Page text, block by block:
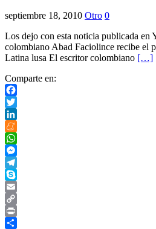
septiembre 18, 2010 Otro 0
Los dejo con esta noticia publicada en
colombiano Abad Faciolince recibe el
Latina lusa El escritor colombiano […]
Comparte en:
Facebook
Twitter
LinkedIn
Meneame
WhatsApp
Messenger
Telegram
Skype
Email
Copy
Link
Print